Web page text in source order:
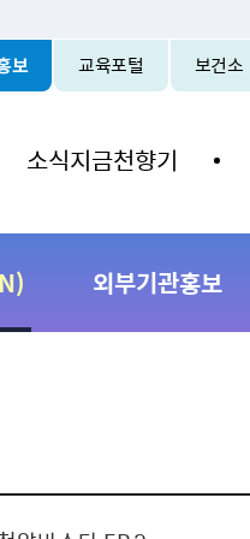
보 교육포털 보건소
소식지금천향기
외부기관홍보